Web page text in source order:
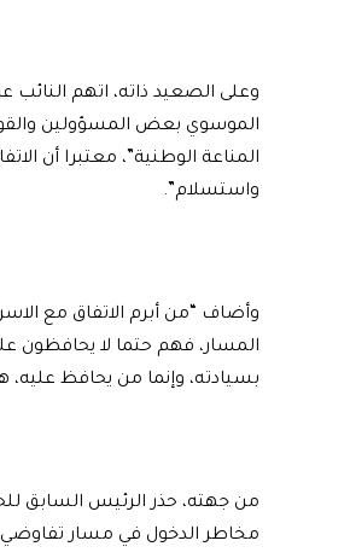
وعلى الصعيد ذاته، اتهم النائب
الموسوي بعض المسؤولين
المناعة الوطنية”، معتبرا أن
واستسلام”.
وأضاف “من أبرم الاتفاق مع
المسار، فهم حتما لا يحافظون
بسيادته، وإنما من يحافظ عليه،
من جهته، حذر الرئيس السابق
مخاطر الدخول في مسار